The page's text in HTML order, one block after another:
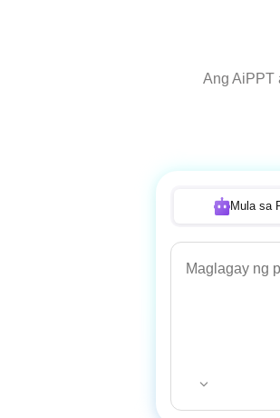
Ang AiPPT
Mula sa